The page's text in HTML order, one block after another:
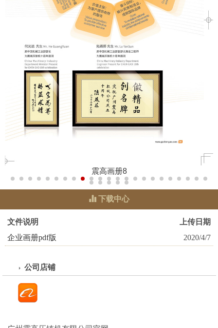
震高画册8
下载中心
文件说明
上传日期
企业画册pdf版
2020/4/7
公司店铺